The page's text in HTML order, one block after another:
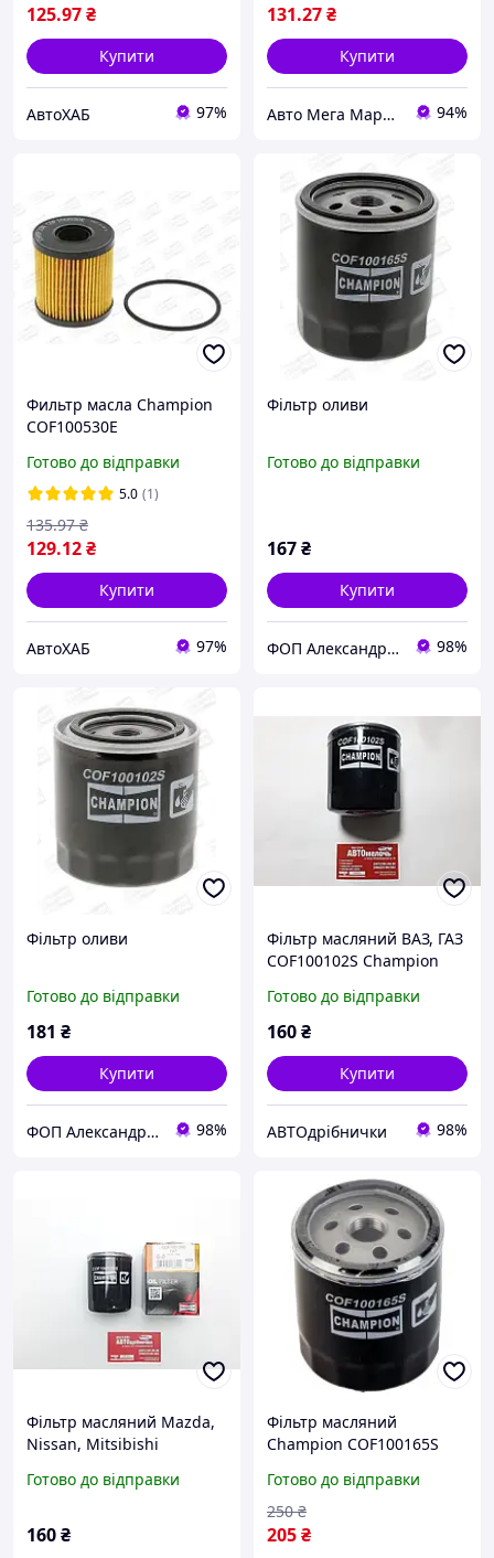
125.97₴
Купити
АвтоХАБ 97%
131.27₴
Купити
Авто Мега Маркет 94%
Фильтр масла Champion
COF100530E
Готово до відправки
5.0 (1)
129.12₴
135.97 ₴
Купити
АвтоХАБ 97%
Фільтр оливи
Готово до відправки
167₴
Купити
ФОП Александрова Ірина Анатоліївна 98%
Фільтр оливи
Готово до відправки
181 ₴
Купити
ФОП Александрова Ірина Анатоліївна 98%
Фільтр масляний ВАЗ, ГАЗ
COF100102S Champion
Готово до відправки
160₴
Купити
АВТОдрібнички 98%
Фільтр масляний Mazda,
Nissan, Mitsibishi
Готово до відправки
160₴
Фільтр масляний
Champion COF100165S
Готово до відправки
205₴
250 ₴